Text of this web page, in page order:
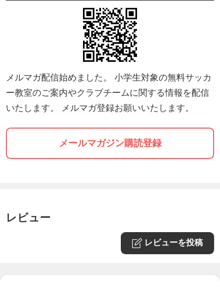
メルマガ配信始めました。 小学生対象の無料サッカ
ー教室のご案内やクラブチームに関する情報を配信
いたします。 メルマガ登録お願いいたします。
メールマガジン購読登録
レビュー
レビューを投稿